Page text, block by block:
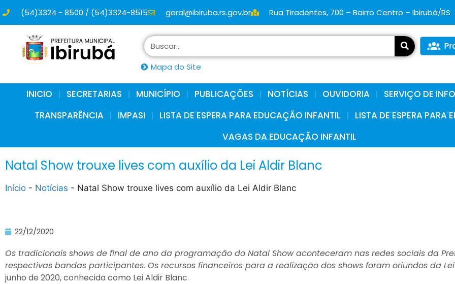
conteúdo(54)3324 - 8500 / (54)3324-8515 geral@ibiruba.rs.gov.br Rua Tiradentes, 700 – Bairro Centro – Ibirubá/RS
Mapa do Site
INICIO SECRETARIAS MUNICÍPIO PUBLICAÇÕES NOTÍCIAS OUVIDORIA
SERVIÇO DE
TRANSPARÊNCIA
IMPASI LISTA DE ESPERA PARA EDUCAÇÃO INFANTIL
LISTA DE ESPERA PARA
VAGAS DA EDUCAÇÃO INFANTIL
Natal Show trouxe lives com auxílio da Lei Aldir Blanc
Início - Notícias - Natal Show trouxe lives com auxílio da Lei Aldir Blanc
22/12/2020
Os tradicionais shows de final de ano da programação do Natal Show aconteceram nas redes sociais da
respectivas bandas participantes. Os recursos financeiros para a realização dos shows foram oriundos da
junho de 2020, conhecida como Lei Aldir Blanc.